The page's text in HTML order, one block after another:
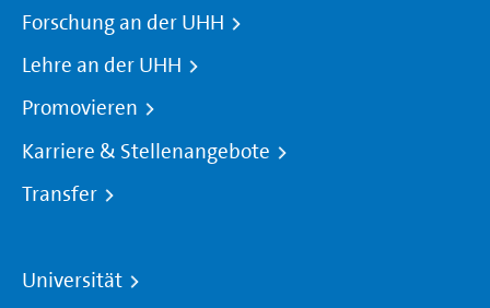
Forschung an der UHH
Lehre an der UHH
Promovieren
Karriere & Stellenangebote
Transfer
Universität